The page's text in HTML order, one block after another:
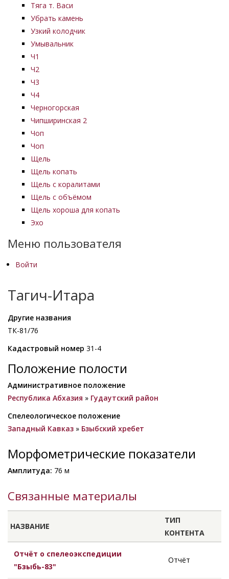
Тяга т. Васи
Убрать камень
Узкий колодчик
Умывальник
Ч1
Ч2
Ч3
Ч4
Черногорская
Чипширинская 2
Чоп
Чоп
Щель
Щель копать
Щель с коралитами
Щель с объёмом
Щель хороша для копать
Эхо
Меню пользователя
Войти
Тагич-Итара
Другие названия
ТК-81/76
Кадастровый номер 31-4
Положение полости
Административное положение
Республика Абхазия » Гудаутский район
Спелеологическое положение
Западный Кавказ » Бзыбский хребет
Морфометрические показатели
Амплитуда: 76 м
Связанные материалы
НАЗВАНИЕ
ТИП
КОНТЕНТА
Отчёт о спелеоэкспедиции
"Бзыбь-83"
Отчёт